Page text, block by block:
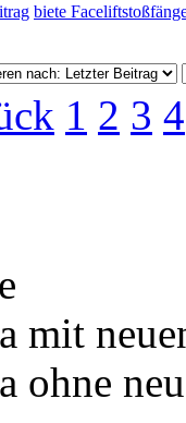
biete
1 2 3 4
mit
ohne